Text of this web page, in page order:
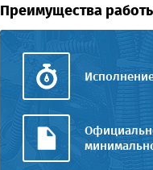
Преимущества